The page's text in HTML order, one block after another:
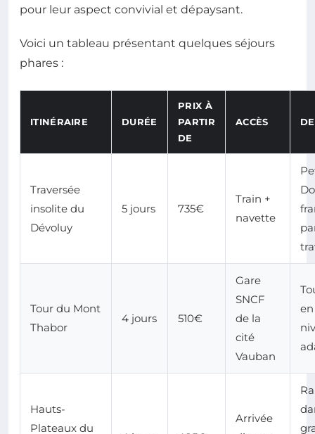
pour leur aspect convivial et dépaysant.
Voici un tableau présentant quelques séjours
phares :
ITINÉRAIRE DURÉE
PRIX À
PARTIR
DE
ACCÈS
Traversée
insolite du
Dévoluy
5 jours 735€
Train +
navette
Tour du Mont
Thabor
4 jours 510€
Gare
SNCF
de la
cité
Vauban
Hauts-
Plateaux du
Arrivée